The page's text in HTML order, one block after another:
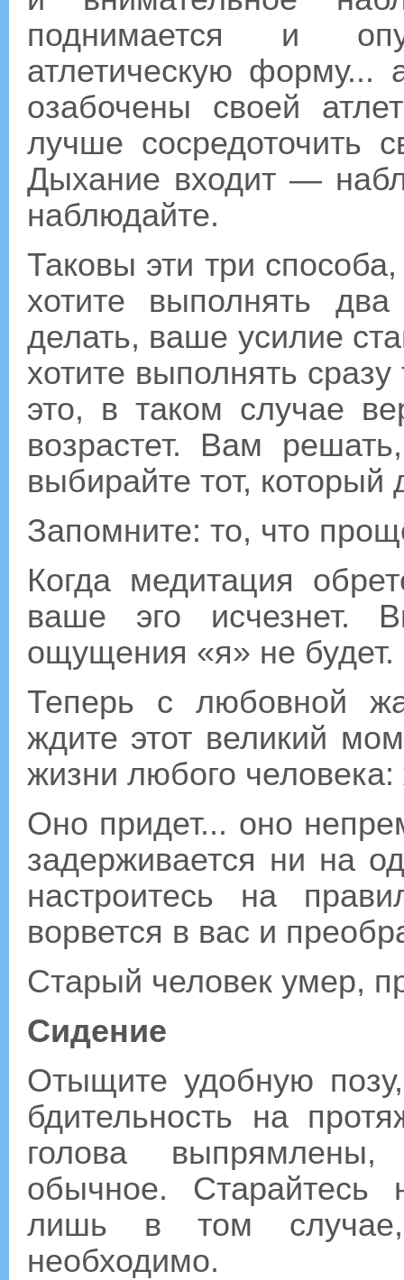
поднимается и
атлетическую
озабочены своей
лучше сосредоточить
Дыхание входит —
наблюдайте.
Таковы эти три
хотите выполнять
делать, ваше усилие
хотите выполнять
это, в таком случае
возрастет. Вам
выбирайте тот,
Запомните: то, что
Когда медитация
ваше эго исчезнет.
ощущения «я» не будет.
Теперь с любовной
ждите этот великий
жизни любого
Оно придет... оно
задерживается ни на
настроитесь на
ворвется в вас и
Старый человек умер,
Сидение
Отыщите удобную
бдительность на
голова
обычное. Старайтесь
лишь в том случае,
необходимо.